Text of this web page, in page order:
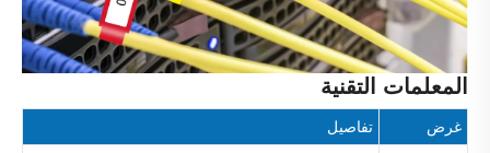
المعلمات التقنية
غرض تفاصيل